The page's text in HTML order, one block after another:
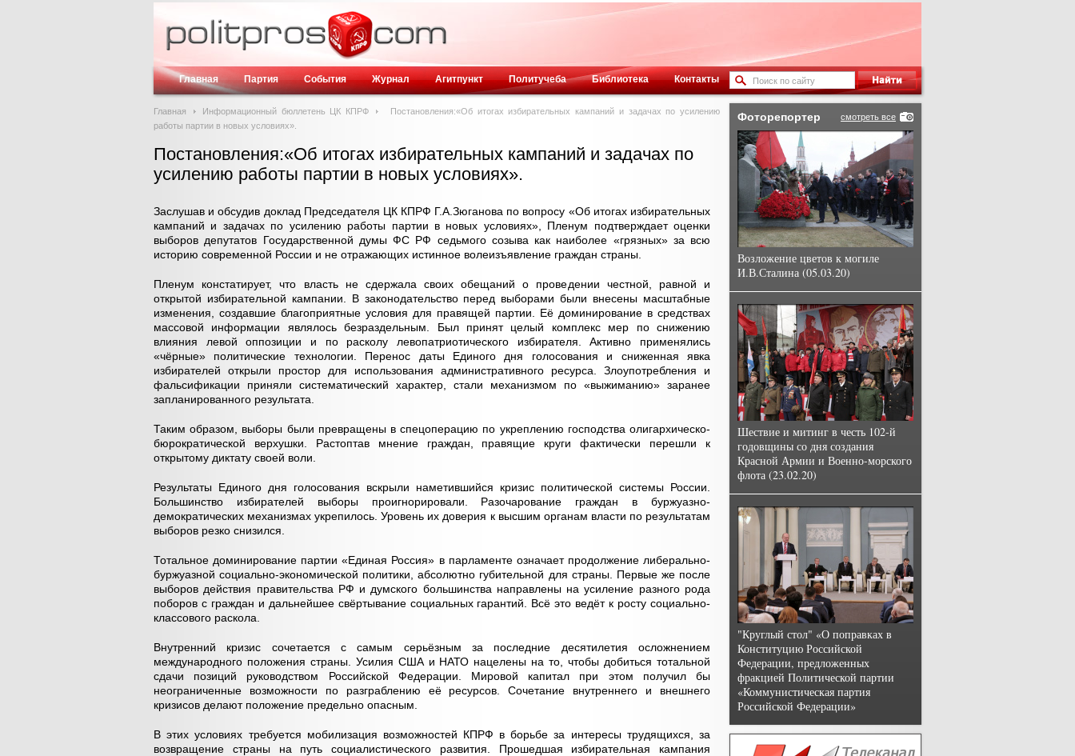
Главная Партия События Журнал Агитпункт Политучеба Библиотека Контакты
Главная Информационный бюллетень ЦК КПРФ
Постановления:«Об итогах избирательных кампаний и задачах по усилению
работы партии в новых условиях».
Постановления:«Об итогах избирательных кампаний и задачах по
усилению работы партии в новых условиях».
Заслушав и обсудив доклад Председателя ЦК КПРФ Г.А.Зюганова по вопросу «Об итогах избирательных
кампаний и задачах по усилению работы партии в новых условиях», Пленум подтверждает оценки
выборов депутатов Государственной думы ФС РФ седьмого созыва как наиболее «грязных» за всю
историю современной России и не отражающих истинное волеизъявление граждан страны.
Пленум констатирует, что власть не сдержала своих обещаний о проведении честной, равной и
открытой избирательной кампании. В законодательство перед выборами были внесены масштабные
изменения, создавшие благоприятные условия для правящей партии. Её доминирование в средствах
массовой информации являлось безраздельным. Был принят целый комплекс мер по снижению
влияния левой оппозиции и по расколу левопатриотического избирателя. Активно применялись
«чёрные» политические технологии. Перенос даты Единого дня голосования и сниженная явка
избирателей открыли простор для использования административного ресурса. Злоупотребления и
фальсификации приняли систематический характер, стали механизмом по «выжиманию» заранее
запланированного результата.
Таким образом, выборы были превращены в спецоперацию по укреплению господства олигархическо-
бюрократической верхушки. Растоптав мнение граждан, правящие круги фактически перешли к
открытому диктату своей воли.
Результаты Единого дня голосования вскрыли наметившийся кризис политической системы России.
Большинство избирателей выборы проигнорировали. Разочарование граждан в буржуазно-
демократических механизмах укрепилось. Уровень их доверия к высшим органам власти по результатам
выборов резко снизился.
Тотальное доминирование партии «Единая Россия» в парламенте означает продолжение либерально-
буржуазной социально-экономической политики, абсолютно губительной для страны. Первые же после
выборов действия правительства РФ и думского большинства направлены на усиление разного рода
поборов с граждан и дальнейшее свёртывание социальных гарантий. Всё это ведёт к росту социально-
классового раскола.
Внутренний кризис сочетается с самым серьёзным за последние десятилетия осложнением
международного положения страны. Усилия США и НАТО нацелены на то, чтобы добиться тотальной
сдачи позиций руководством Российской Федерации. Мировой капитал при этом получил бы
неограниченные возможности по разграблению её ресурсов. Сочетание внутреннего и внешнего
кризисов делают положение предельно опасным.
В этих условиях требуется мобилизация возможностей КПРФ в борьбе за интересы трудящихся, за
возвращение страны на путь социалистического развития. Прошедшая избирательная кампания
смотреть все
Фоторепортер
Возложение цветов к могиле
И.В.Сталина (05.03.20)
Шествие и митинг в честь 102-й
годовщины со дня создания
Красной Армии и Военно-морского
флота (23.02.20)
"Круглый стол" «О поправках в
Конституцию Российской
Федерации, предложенных
фракцией Политической партии
«Коммунистическая партия
Российской Федерации»